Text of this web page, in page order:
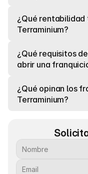
¿Qué
Terraminium?
¿Qué requisitos
abrir una
¿Qué opinan los
Terraminium?